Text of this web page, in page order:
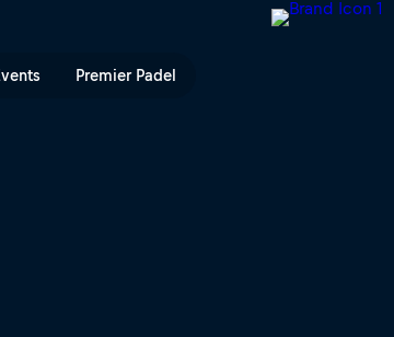
Premier Padel
Space | Red Bull TV